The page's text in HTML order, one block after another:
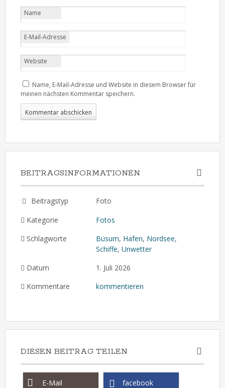
Name
E-Mail-Adresse
Website
Name, E-Mail-Adresse und Website in diesem Browser für
meinen nächsten Kommentar speichern.
BEITRAGSINFORMATIONEN
Beitragstyp
Foto
Kategorie
Fotos
Schlagworte
Büsum, Hafen, Nordsee,
Schiffe, Unwetter
Datum
1. Juli 2026
Kommentare
kommentieren
DIESEN BEITRAG TEILEN
E-Mail facebook